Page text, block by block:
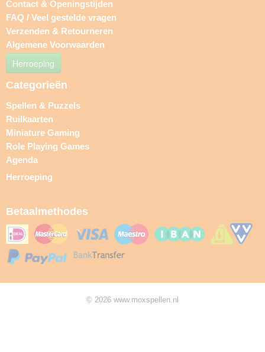
Contact & Openingstijden
FAQ / Veel gestelde vragen
Verzenden & Retourneren
Algemene Voorwaarden
Herroeping
Categorieën
Spellen & Puzzels
Ruilkaarten
Miniature Gaming
Role Playing Games
Agenda
Herroeping
Betaalmethodes
© 2026 www.moxspellen.nl